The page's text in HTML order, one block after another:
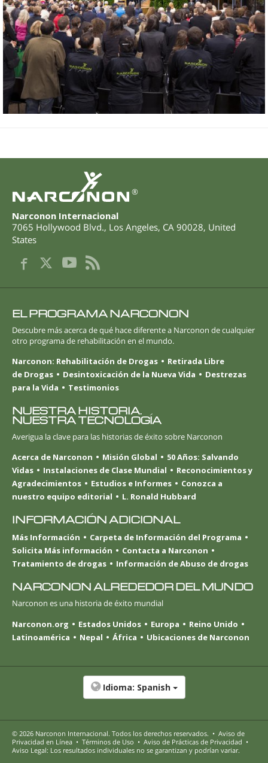
®
Narconon Internacional
7065 Hollywood Blvd., Los Angeles, CA 90028, United
States
EL PROGRAMA NARCONON
Descubre más acerca de qué hace diferente a Narconon de cualquier
otro programa de rehabilitación en el mundo.
Narconon: Rehabilitación de Drogas
Retirada Libre
de Drogas
Desintoxicación de la Nueva Vida
Destrezas
para la Vida
Testimonios
NUESTRA HISTORIA.
NUESTRA TECNOLOGÍA
Averigua la clave para las historias de éxito sobre Narconon
Acerca de Narconon
Misión Global
50 Años: Salvando
Vidas
Instalaciones de Clase Mundial
Reconocimientos y
Agradecimientos
Estudios e Informes
Conozca a
nuestro equipo editorial
L. Ronald Hubbard
INFORMACIÓN ADICIONAL
Más Información
Carpeta de Información del Programa
Solicita Más información
Contacta a Narconon
Tratamiento de drogas
Información de Abuso de drogas
NARCONON ALREDEDOR DEL MUNDO
Narconon es una historia de éxito mundial
Narconon.org
Estados Unidos Europa
Reino Unido
Latinoamérica
Nepal África Ubicaciones de Narconon
Idioma: Spanish
© 2026 Narconon Internacional. Todos los derechos reservados. • Aviso de
Privacidad en Línea • Términos de Uso • Aviso de Prácticas de Privacidad •
Aviso Legal: Los resultados individuales no se garantizan y podrían variar.